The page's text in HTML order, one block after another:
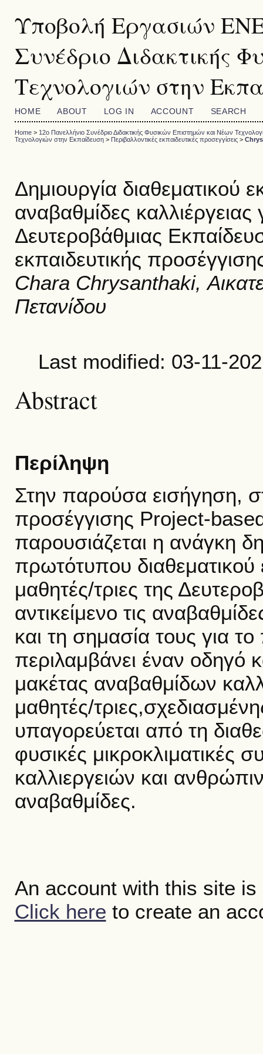
Υποβολή Εργασιών
Συνέδριο Διδακτικής
Τεχνολογιών στην
HOME ABOUT LOG IN ACCOUNT SEARCH
Home> 12o Πανελλήνιο Συνέδριο Διδακτικής Φυσικών Επιστημών και Νέων
Τεχνολογιών στην Εκπαίδευση> Περιβαλλοντικές εκπαιδευτικές προσεγγίσεις>
Δημιουργία διαθεματικού
αναβαθμίδες καλλιέργειας
Δευτεροβάθμιας
εκπαιδευτικής
Chara Chrysanthaki,
Πετανίδου
Last modified: 03-11-
Abstract
Περίληψη
Στην παρούσα εισήγηση,
προσέγγισης Project-
παρουσιάζεται η ανάγκη
πρωτότυπου διαθεματικού
μαθητές/τριες της
αντικείμενο τις
και τη σημασία τους για
περιλαμβάνει έναν οδηγό
μακέτας αναβαθμίδων
μαθητές/
υπαγορεύεται από τη
φυσικές μικροκλιματικές
καλλιεργειών και
αναβαθμίδες.
An account with this site
Click here to create an